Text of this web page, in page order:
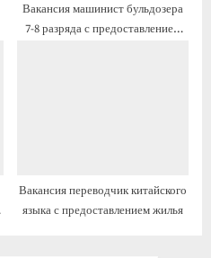
Вакансия машинист бульдозера
7-8 разряда с предоставлением
Вакансия переводчик китайского
языка с предоставлением жилья